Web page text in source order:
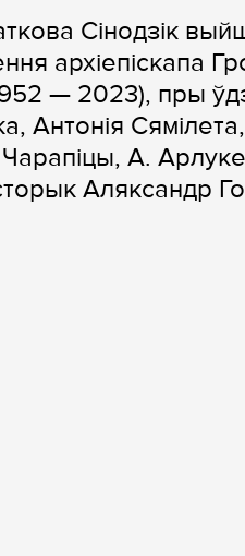
Сінодзік
архіепіскапа
— 2023), пры
Антонія
Чарапіцы, А.
Аляксандр